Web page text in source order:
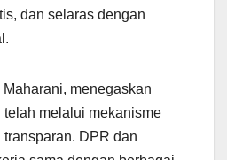
dan selaras dengan
menegaskan
melalui mekanisme
DPR dan